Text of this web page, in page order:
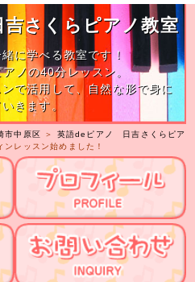
さくらピアノ教室
に学べる教室です！
ノの40分レッスン。
で活用して、自然な形で身に
きます。
市中原区 ＞ 英語deピアノ 日吉さくらピア
ンレッスン始めました！